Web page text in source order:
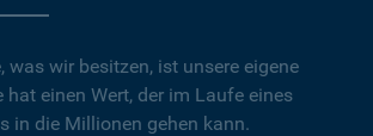
was wir besitzen, ist unsere eigene
hat einen Wert, der im Laufe eines
in die Millionen gehen kann.